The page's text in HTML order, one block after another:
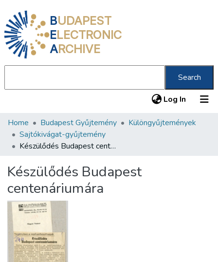
BUDAPEST
ELECTRONIC
ARCHIVE
Search
Log In (current)
Communities & Collections
All of DSpace
About us
Home Budapest Gyűjtemény
Különgyűjtemények
Sajtókivágat-gyűjtemény
Készülődés Budapest centenáriumára
Készülődés Budapest
centenáriumára